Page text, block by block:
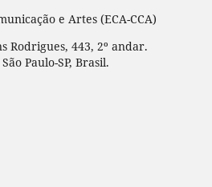
e Artes (ECA-CCA)
Rodrigues, 443, 2º andar.
Paulo-SP, Brasil.